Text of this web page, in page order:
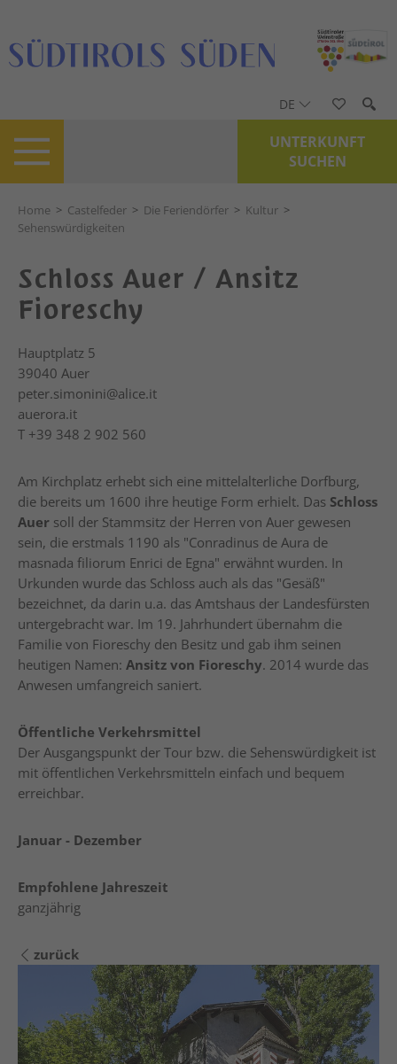
DE
UNTERKUNFT
SUCHEN
Home > Castelfeder > Die Feriendörfer > Kultur >
Sehenswürdigkeiten
Schloss Auer / Ansitz
Fioreschy
Hauptplatz 5
39040 Auer
peter.simonini@alice.it
auerora.it
T +39 348 2 902 560
Am Kirchplatz erhebt sich eine mittelalterliche Dorfburg,
die bereits um 1600 ihre heutige Form erhielt. Das Schloss
Auer soll der Stammsitz der Herren von Auer gewesen
sein, die erstmals 1190 als "Conradinus de Aura de
masnada filiorum Enrici de Egna" erwähnt wurden. In
Urkunden wurde das Schloss auch als das "Gesäß"
bezeichnet, da darin u.a. das Amtshaus der Landesfürsten
untergebracht war. Im 19. Jahrhundert übernahm die
Familie von Fioreschy den Besitz und gab ihm seinen
heutigen Namen: Ansitz von Fioreschy. 2014 wurde das
Anwesen umfangreich saniert.
Öffentliche Verkehrsmittel
Der Ausgangspunkt der Tour bzw. die Sehenswürdigkeit ist
mit öffentlichen Verkehrsmitteln einfach und bequem
erreichbar.
Januar - Dezember
Empfohlene Jahreszeit
ganzjährig
zurück